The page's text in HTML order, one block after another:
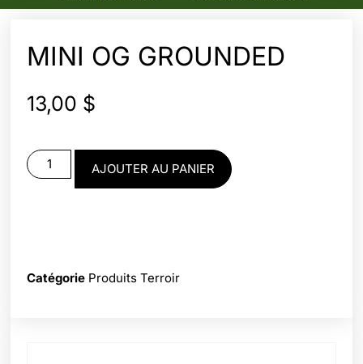
MINI OG GROUNDED
13,00 $
AJOUTER AU PANIER
Catégorie Produits Terroir